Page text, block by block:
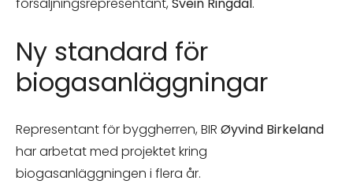
försäljningsrepresentant, Svein Ringdal.
Ny standard för
biogasanläggningar
Representant för byggherren, BIR Øyvind Birkeland
har arbetat med projektet kring
biogasanläggningen i flera år.